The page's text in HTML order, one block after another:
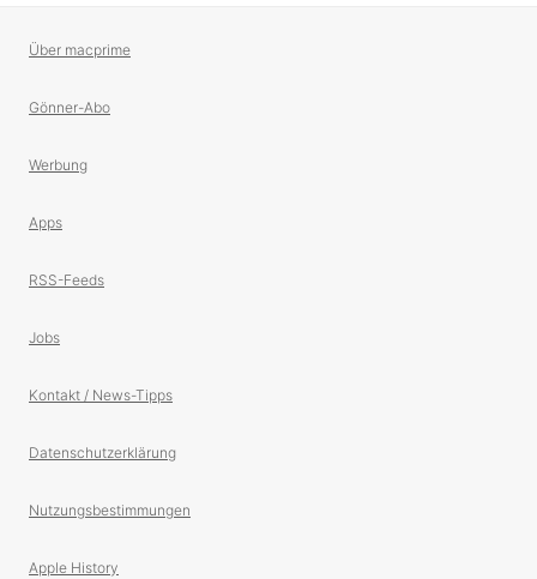
Über macprime
Gönner-Abo
Werbung
Apps
RSS-Feeds
Jobs
Kontakt / News-Tipps
Datenschutzerklärung
Nutzungsbestimmungen
Apple History